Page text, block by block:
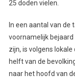
25 doden vielen.
In een aantal van de
voornamelijk
zijn, is volgens
helft van de
naar het hoofd van